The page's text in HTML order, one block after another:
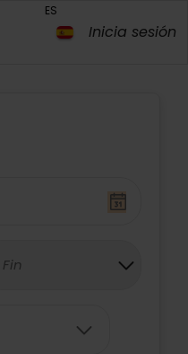
ES
Inicia sesión
Fin